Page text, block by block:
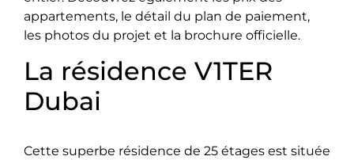
appartements, le détail du plan de paiement,
les photos du projet et la brochure officielle.
La résidence V1TER
Dubai
Cette superbe résidence de 25 étages est située